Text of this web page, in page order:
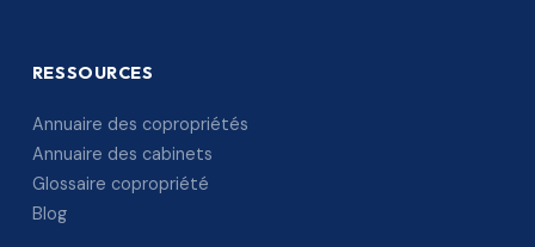
RESSOURCES
Annuaire des copropriétés
Annuaire des cabinets
Glossaire copropriété
Blog